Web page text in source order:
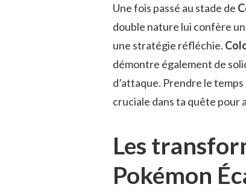
Une fois passé au stade de
double nature lui confère
une stratégie réfléchie.
démontre également de
d’attaque. Prendre le
cruciale dans ta quête pour
Les
Pokémon